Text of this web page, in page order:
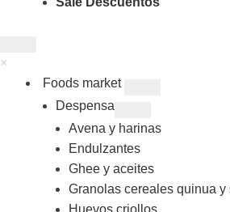
×
Foods market
Despensa
Avena y harinas
Endulzantes
Ghee y aceites
Granolas cereales quinua y
Huevos criollos